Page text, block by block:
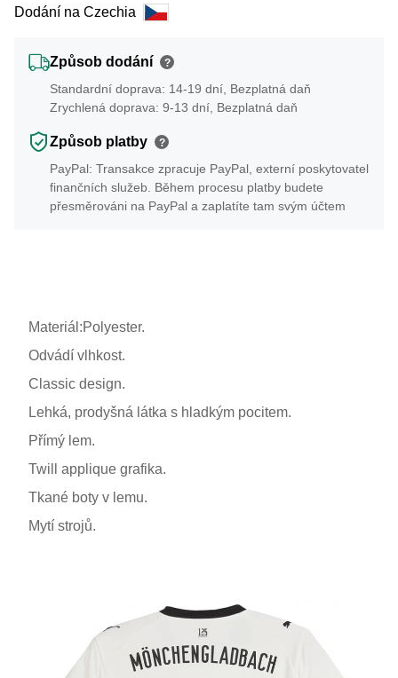
Dodání na Czechia
Způsob dodání ?
Standardní doprava: 14-19 dní, Bezplatná daň
Zrychlená doprava: 9-13 dní, Bezplatná daň
Způsob platby ?
PayPal: Transakce zpracuje PayPal, externí poskytovatel
finančních služeb. Během procesu platby budete
přesměrováni na PayPal a zaplatíte tam svým účtem
Materiál:Polyester.
Odvádí vlhkost.
Classic design.
Lehká, prodyšná látka s hladkým pocitem.
Přímý lem.
Twill applique grafika.
Tkané boty v lemu.
Mytí strojů.